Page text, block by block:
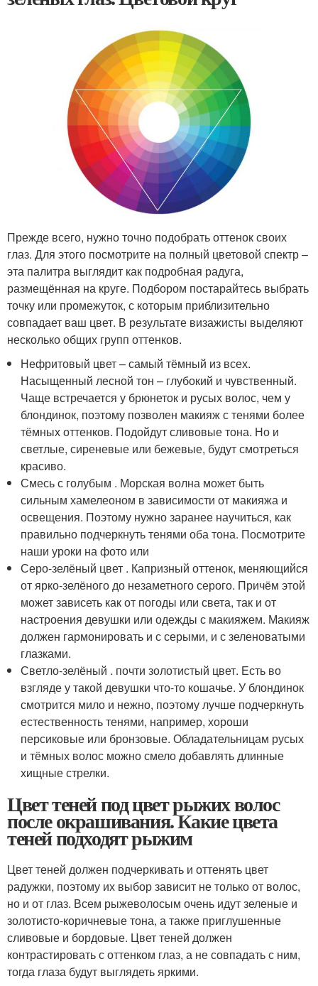
Прежде всего, нужно точно подобрать оттенок своих
глаз. Для этого посмотрите на полный цветовой спектр –
эта палитра выглядит как подробная радуга,
размещённая на круге. Подбором постарайтесь выбрать
точку или промежуток, с которым приблизительно
совпадает ваш цвет. В результате визажисты выделяют
несколько общих групп оттенков.
Нефритовый цвет – самый тёмный из всех.
Насыщенный лесной тон – глубокий и чувственный.
Чаще встречается у брюнеток и русых волос, чем у
блондинок, поэтому позволен макияж с тенями более
тёмных оттенков. Подойдут сливовые тона. Но и
светлые, сиреневые или бежевые, будут смотреться
красиво.
Смесь с голубым . Морская волна может быть
сильным хамелеоном в зависимости от макияжа и
освещения. Поэтому нужно заранее научиться, как
правильно подчеркнуть тенями оба тона. Посмотрите
наши уроки на фото или
Серо-зелёный цвет . Капризный оттенок, меняющийся
от ярко-зелёного до незаметного серого. Причём этой
может зависеть как от погоды или света, так и от
настроения девушки или одежды с макияжем. Макияж
должен гармонировать и с серыми, и с зеленоватыми
глазками.
Светло-зелёный . почти золотистый цвет. Есть во
взгляде у такой девушки что-то кошачье. У блондинок
смотрится мило и нежно, поэтому лучше подчеркнуть
естественность тенями, например, хороши
персиковые или бронзовые. Обладательницам русых
и тёмных волос можно смело добавлять длинные
хищные стрелки.
Цвет теней под цвет рыжих волос
после окрашивания. Какие цвета
теней подходят рыжим
Цвет теней должен подчеркивать и оттенять цвет
радужки, поэтому их выбор зависит не только от волос,
но и от глаз. Всем рыжеволосым очень идут зеленые и
золотисто-коричневые тона, а также приглушенные
сливовые и бордовые. Цвет теней должен
контрастировать с оттенком глаз, а не совпадать с ним,
тогда глаза будут выглядеть яркими.